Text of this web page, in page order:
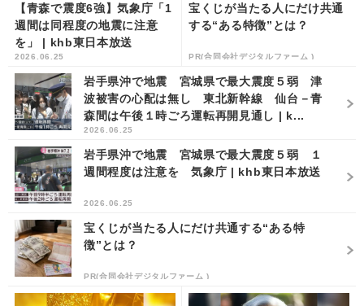
【青森で震度6強】気象庁「1
週間は同程度の地震に注意
を」 | khb東日本放送
2026.06.25
宝くじが当たる人にだけ共通
する“ある特徴”とは？
PR(合同会社デジタルファーム )
岩手県沖で地震 宮城県で最大震度５弱 津
波被害の心配は無し 東北新幹線 仙台－青
森間は午後１時ごろ運転再開見通し | k...
2026.06.25
岩手県沖で地震 宮城県で最大震度５弱 １
週間程度は注意を 気象庁 | khb東日本放送
2026.06.25
宝くじが当たる人にだけ共通する“ある特
徴”とは？
PR(合同会社デジタルファーム )